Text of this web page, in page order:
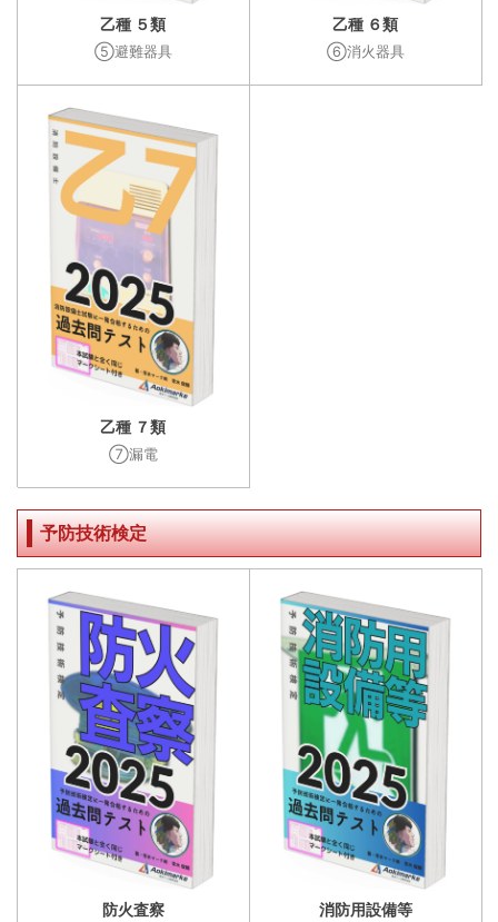
乙種 ５類
⑤避難器具
乙種 ６類
⑥消火器具
乙種 ７類
⑦漏電
予防技術検定
防火査察 消防用設備等